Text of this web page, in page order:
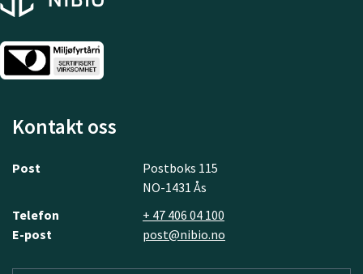
Kontakt oss
Post
Postboks 115
NO-1431 Ås
Telefon
+ 47 406 04 100
E-post
post@nibio.no